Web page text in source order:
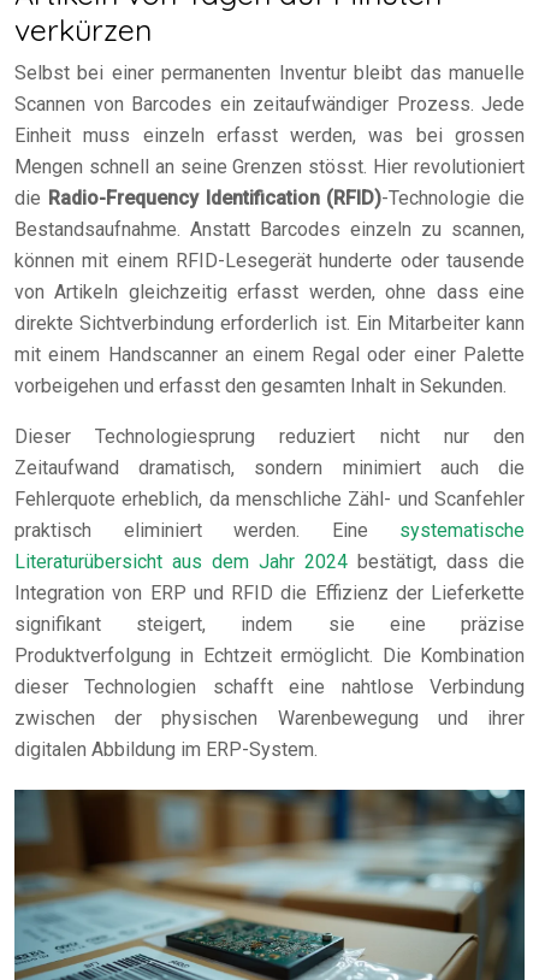
verkürzen
Selbst bei einer permanenten Inventur bleibt das manuelle
Scannen von Barcodes ein zeitaufwändiger Prozess. Jede
Einheit muss einzeln erfasst werden, was bei grossen
Mengen schnell an seine Grenzen stösst. Hier revolutioniert
die Radio-Frequency Identification (RFID)-Technologie die
Bestandsaufnahme. Anstatt Barcodes einzeln zu scannen,
können mit einem RFID-Lesegerät hunderte oder tausende
von Artikeln gleichzeitig erfasst werden, ohne dass eine
direkte Sichtverbindung erforderlich ist. Ein Mitarbeiter kann
mit einem Handscanner an einem Regal oder einer Palette
vorbeigehen und erfasst den gesamten Inhalt in Sekunden.
Dieser Technologiesprung reduziert nicht nur den
Zeitaufwand dramatisch, sondern minimiert auch die
Fehlerquote erheblich, da menschliche Zähl- und Scanfehler
praktisch eliminiert werden. Eine systematische
Literaturübersicht aus dem Jahr 2024 bestätigt, dass die
Integration von ERP und RFID die Effizienz der Lieferkette
signifikant steigert, indem sie eine präzise
Produktverfolgung in Echtzeit ermöglicht. Die Kombination
dieser Technologien schafft eine nahtlose Verbindung
zwischen der physischen Warenbewegung und ihrer
digitalen Abbildung im ERP-System.